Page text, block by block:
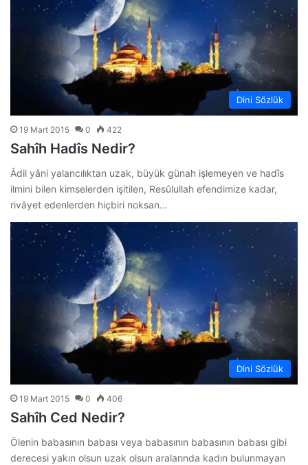
Dini Sözlük
19 Mart 2015 0 422
Sahîh Hadîs Nedir?
Âdil yâni yalancılıktan uzak, büyük günah işlemeyen ve hadîs
ilmini bilen kimselerden işitilen, Resûlullah efendimize kadar,
rivâyet edenlerden hiçbiri noksan…
Dini Sözlük
19 Mart 2015 0 406
Sahîh Ced Nedir?
Ölenin babasının babası veya babasının babasının babası gibi
derecesi yakın olsun uzak olsun aralarında kadın bulunmayan